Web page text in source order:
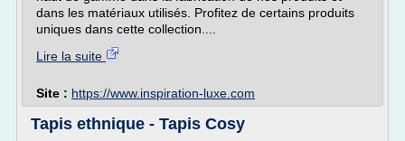
dans les matériaux utilisés. Profitez de certains produits
uniques dans cette collection....
Lire la suite
Site : https://www.inspiration-luxe.com
Tapis ethnique - Tapis Cosy